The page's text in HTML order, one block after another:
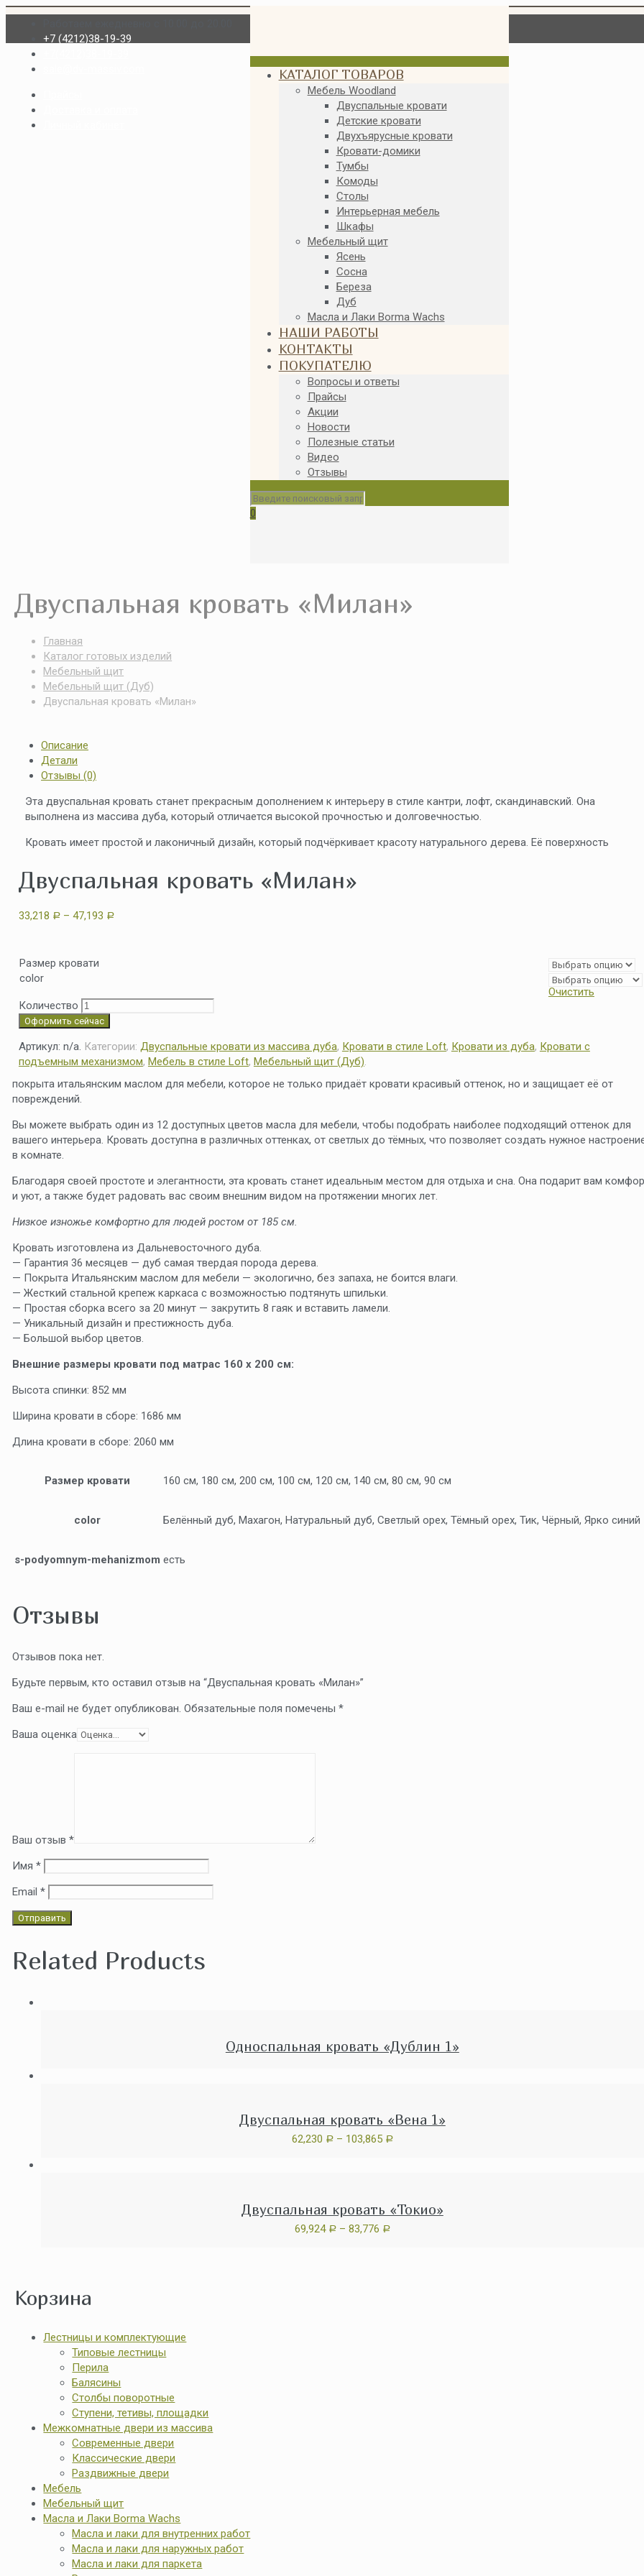
+7 (4212)38-19-39
КАТАЛОГ ТОВАРОВ
Мебель Woodland
Двуспальные кровати
Детские кровати
Двухъярусные кровати
Кровати-домики
Тумбы
Комоды
Столы
Интерьерная мебель
Шкафы
Мебельный щит
Ясень
Сосна
Береза
Дуб
Масла и Лаки Borma Wachs
НАШИ РАБОТЫ
КОНТАКТЫ
ПОКУПАТЕЛЮ
Вопросы и ответы
Прайсы
Акции
Новости
Полезные статьи
Видео
Отзывы
0
Двуспальная кровать «Милан»
Главная
Каталог готовых изделий
Мебельный щит
Мебельный щит (Дуб)
Двуспальная кровать «Милан»
Двуспальная кровать «Милан»
33,218 Р– 47,193 Р
Размер кровати
color
Очистить
Количество
Оформить сейчас
Артикул: n/a. Категории: Двуспальные кровати из массива дуба, Кровати в стиле Loft, Кровати из дуба, Кровати с
подъемным механизмом, Мебель в стиле Loft, Мебельный щит (Дуб).
Описание
Детали
Отзывы (0)
Эта двуспальная кровать станет прекрасным дополнением к интерьеру в стиле кантри, лофт, скандинавский. Она
выполнена из массива дуба, который отличается высокой прочностью и долговечностью.
Кровать имеет простой и лаконичный дизайн, который подчёркивает красоту натурального дерева. Её поверхность
покрыта итальянским маслом для мебели, которое не только придаёт кровати красивый оттенок, но и защищает её от
повреждений.
Вы можете выбрать один из 12 доступных цветов масла для мебели, чтобы подобрать наиболее подходящий оттенок для
вашего интерьера. Кровать доступна в различных оттенках, от светлых до тёмных, что позволяет создать нужное
в комнате.
Благодаря своей простоте и элегантности, эта кровать станет идеальным местом для отдыха и сна. Она подарит вам
и уют, а также будет радовать вас своим внешним видом на протяжении многих лет.
Низкое изножье комфортно для людей ростом от 185 см.
Кровать изготовлена из Дальневосточного дуба.
— Гарантия 36 месяцев — дуб самая твердая порода дерева.
— Покрыта Итальянским маслом для мебели — экологично, без запаха, не боится влаги.
— Жесткий стальной крепеж каркаса с возможностью подтянуть шпильки.
— Простая сборка всего за 20 минут — закрутить 8 гаяк и вставить ламели.
— Уникальный дизайн и престижность дуба.
— Большой выбор цветов.
Внешние размеры кровати под матрас 160 х 200 см:
Высота спинки: 852 мм
Ширина кровати в сборе: 1686 мм
Длина кровати в сборе: 2060 мм
Размер кровати 160 см, 180 см, 200 см, 100 см, 120 см, 140 см, 80 см, 90 см
color Белённый дуб, Махагон, Натуральный дуб, Светлый орех, Тёмный орех, Тик, Чёрный, Ярко синий
s-podyomnym-mehanizmom есть
Отзывы
Отзывов пока нет.
Будьте первым, кто оставил отзыв на “Двуспальная кровать «Милан»”
Ваш e-mail не будет опубликован. Обязательные поля помечены*
Ваша оценка
Ваш отзыв*
Имя*
Email*
Related Products
Односпальная кровать «Дублин 1»
Двуспальная кровать «Вена 1»
62,230 Р– 103,865 Р
Двуспальная кровать «Токио»
69,924 Р– 83,776 Р
Корзина
Лестницы и комплектующие
Типовые лестницы
Перила
Балясины
Столбы поворотные
Ступени, тетивы, площадки
Межкомнатные двери из массива
Современные двери
Классические двери
Раздвижные двери
Мебель
Мебельный щит
Масла и Лаки Borma Wachs
Масла и лаки для внутренних работ
Масла и лаки для наружных работ
Масла и лаки для паркета